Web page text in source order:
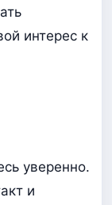
интерес к
уверенно.
и